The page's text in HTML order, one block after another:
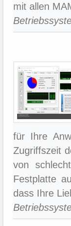
mit allen
für Ihre
Zugriffszeit
von
Festplatte
dass Ihre